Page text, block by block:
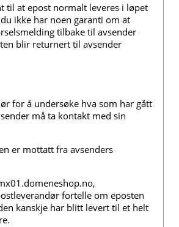
til at epost normalt leveres i løpet
ikke har noen garanti om at
tilbake til avsender
blir returnert til avsender
for å undersøke hva som har gått
må ta kontakt med sin
er mottatt fra avsenders
fortelle om eposten
kanskje har blitt levert til et helt